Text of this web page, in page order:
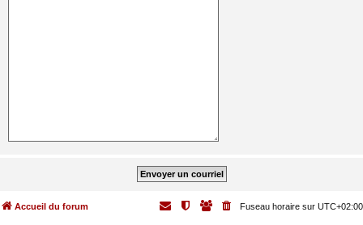
Accueil du forum Fuseau horaire sur UTC+02:00